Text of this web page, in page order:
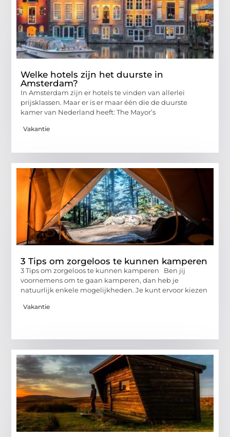
Welke hotels zijn het duurste in
Amsterdam?
In Amsterdam zijn er hotels te vinden van allerlei
prijsklassen. Maar er is er maar één die de duurste
kamer van Nederland heeft: The Mayor’s
Vakantie
3 Tips om zorgeloos te kunnen kamperen
3 Tips om zorgeloos te kunnen kamperen Ben jij
voornemens om te gaan kamperen, dan heb je
natuurlijk enkele mogelijkheden. Je kunt ervoor kiezen
Vakantie